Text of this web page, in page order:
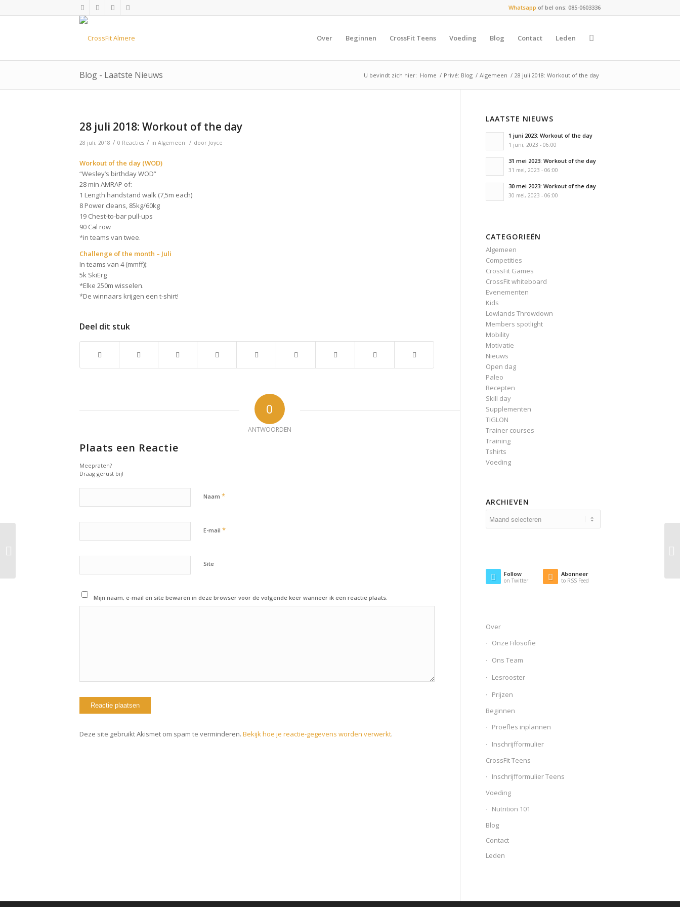
Whatsapp of bel ons: 085-0603336
Over Beginnen CrossFit Teens Voeding Blog Contact Leden
Blog - Laatste Nieuws U bevindt zich hier: Home / Privé: Blog / Algemeen / 28 juli 2018: Workout of the day
28 juli 2018: Workout of the day
28 juli, 2018 / 0 Reacties / in Algemeen / door Joyce
Workout of the day (WOD)
“Wesley’s birthday WOD”
28 min AMRAP of:
1 Length handstand walk (7,5m each)
8 Power cleans, 85kg/60kg
19 Chest-to-bar pull-ups
90 Cal row
*in teams van twee.
Challenge of the month – Juli
In teams van 4 (mmff)):
5k SkiErg
*Elke 250m wisselen.
*De winnaars krijgen een t-shirt!
Deel dit stuk
0
ANTWOORDEN
Plaats een Reactie
Meepraten?
Draag gerust bij!
Naam *
E-mail *
Site
Mijn naam, e-mail en site bewaren in deze browser voor de volgende keer wanneer ik een reactie plaats.
Deze site gebruikt Akismet om spam te verminderen. Bekijk hoe je reactie-gegevens worden verwerkt.
LAATSTE NIEUWS
1 juni 2023: Workout of the day
1 juni, 2023 - 06:00
31 mei 2023: Workout of the day
31 mei, 2023 - 06:00
30 mei 2023: Workout of the day
30 mei, 2023 - 06:00
CATEGORIEËN
Algemeen
Competities
CrossFit Games
CrossFit whiteboard
Evenementen
Kids
Lowlands Throwdown
Members spotlight
Mobility
Motivatie
Nieuws
Open dag
Paleo
Recepten
Skill day
Supplementen
TIGLON
Trainer courses
Training
Tshirts
Voeding
ARCHIEVEN
Follow
on Twitter
Abonneer
to RSS Feed
Over
Onze Filosofie
Ons Team
Lesrooster
Prijzen
Beginnen
Proefles inplannen
Inschrijfformulier
CrossFit Teens
Inschrijfformulier Teens
Voeding
Nutrition 101
Blog
Contact
Leden